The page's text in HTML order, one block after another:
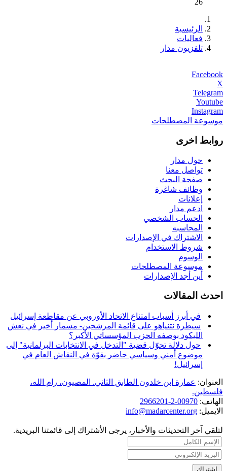
26
الرئيسية
فعاليات
تلفزيون مدار
Facebook
X
Telegram
Youtube
Instagram
موسوعة المصطلحات
روابط اخرى
حول مدار
تواصل معنا
صفحة البحث
وظائف شاغرة
إعلانات
ادعم مدار
الحساب الشخصي
المحاسبه
الاشتراك في الإصدارات
شروط الاستخدام
الوسوم
موسوعة المصطلحات
أين أجد الإصدارات
احدث المقالات
في أبرز أسباب امتناع الاتحاد الأوروبي عن مقاطعة إسرائيل
سيطرة نتنياهو على قائمة المرشحين- مسمار أخير في نعش
الليكود بوصفه الحزب المؤسساتي الأكبر؟
حول دلالة تحوّل قضية "التدخل في الانتخابات البرلمانية" إلى
موضوع أمني وسياسي حاضر بقوّة في النقاش العام في
إسرائيل!
العنوان: عمارة ابن خلدون الطابق الثاني. المصيون، رام الله،
فلسطين.
الهاتف: 00970-2-2966201
الايميل: info@madarcenter.org
لتلقي آخر التحديثات والأخبار، يرجى الأشتراك إلى قائمتنا البريدية.